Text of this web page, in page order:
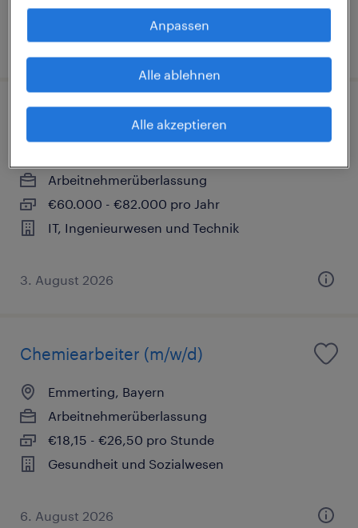
5. August 2026
Verfahrensingenieur (m/w/d)
Arbeitnehmerüberlassung
€60.000 - €82.000 pro Jahr
IT, Ingenieurwesen und Technik
3. August 2026
Chemiearbeiter (m/w/d)
Emmerting, Bayern
Arbeitnehmerüberlassung
€18,15 - €26,50 pro Stunde
Gesundheit und Sozialwesen
6. August 2026
Anpassen
Alle ablehnen
Alle akzeptieren